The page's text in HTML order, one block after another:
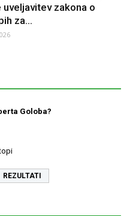
zakona o
za...
Goloba?
REZULTATI